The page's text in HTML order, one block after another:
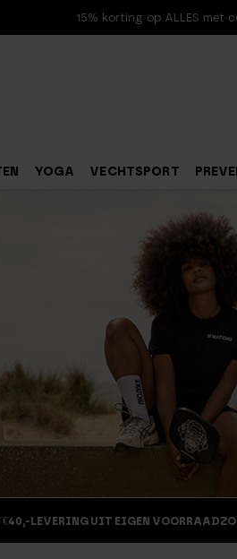
15% korting op ALLES met
YOGA VECHTSPORT
€40,- LEVERING UIT EIGEN VOORRAAD